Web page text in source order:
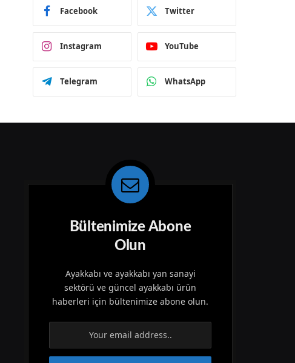
Facebook Twitter
Instagram YouTube
Telegram WhatsApp
Bültenimize Abone
Olun
Ayakkabı ve ayakkabı yan sanayi
sektörü ve güncel ayakkabı ürün
haberleri için bültenimize abone olun.